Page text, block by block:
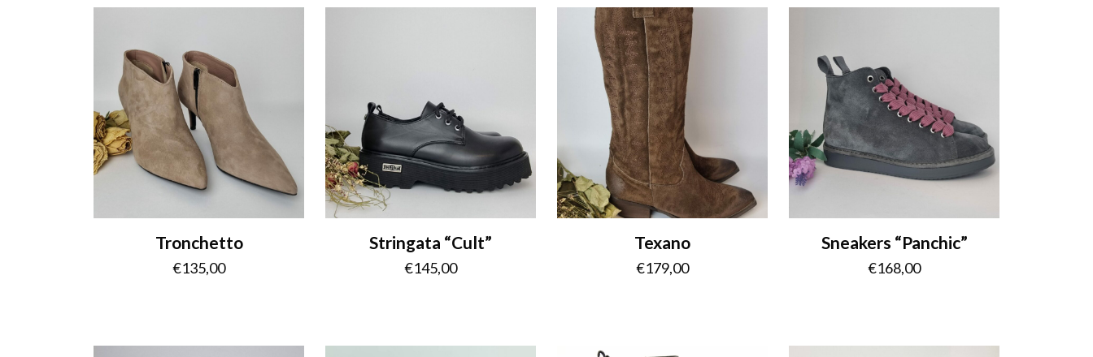
Tronchetto
€135,00
Stringata “Cult”
€145,00
Texano
€179,00
Sneakers “Panchic”
€168,00